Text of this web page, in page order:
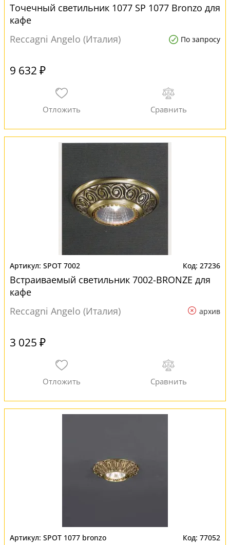
Точечный светильник 1077 SP 1077 Bronzo для
кафе
Reccagni Angelo (Италия)
По запросу
9 632 ₽
SPOT 7002 27236
Встраиваемый светильник 7002-BRONZE для
кафе
Reccagni Angelo (Италия)
архив
3 025 ₽
SPOT 1077 bronzo 77052